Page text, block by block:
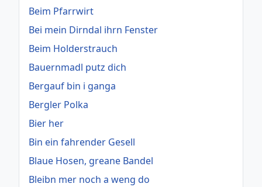
Beim Pfarrwirt
Bei mein Dirndal ihrn Fenster
Beim Holderstrauch
Bauernmadl putz dich
Bergauf bin i ganga
Bergler Polka
Bier her
Bin ein fahrender Gesell
Blaue Hosen, greane Bandel
Bleibn mer noch a weng do